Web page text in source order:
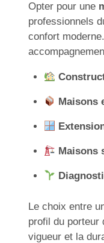
Opter pour une
professionnels
confort
Maisons
Maisons
Le choix entre
profil du porteur
vigueur et la